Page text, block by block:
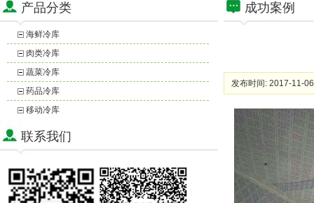
产品分类
海鲜冷库
肉类冷库
蔬菜冷库
药品冷库
移动冷库
联系我们
成功案例
发布时间: 2017-11-